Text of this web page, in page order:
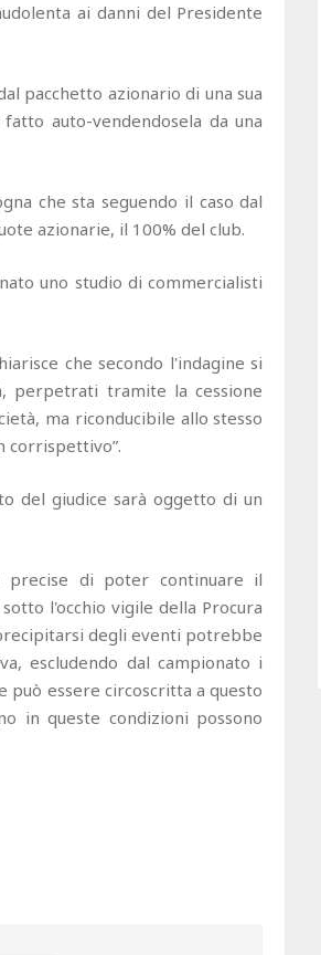
ai danni del Presidente
pacchetto azionario di una sua
auto-vendendosela da una
che sta seguendo il caso dal
azionarie, il 100% del club.
uno studio di commercialisti
che secondo l'indagine si
perpetrati tramite la cessione
ma riconducibile allo stesso
corrispettivo”.
del giudice sarà oggetto di un
di poter continuare il
l'occhio vigile della Procura
degli eventi potrebbe
escludendo dal campionato i
può essere circoscritta a questo
in queste condizioni possono